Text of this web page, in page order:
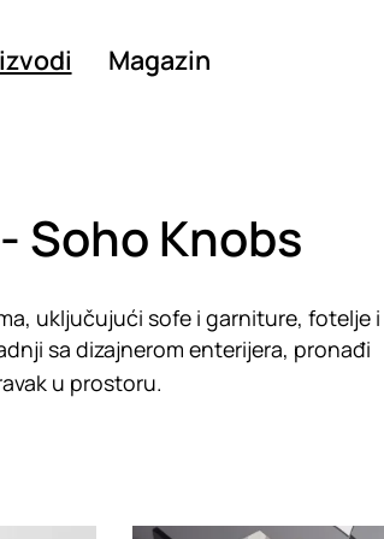
Magazin
Soho Knobs
uključujući sofe i garniture, fotelje i
sa dizajnerom enterijera, pronađi
u prostoru.